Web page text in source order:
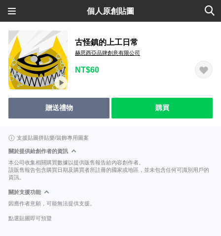
個人原創貼圖
古怪鎮的上工日常
赫思西亞品牌創意有限公司
NT$60
贈送禮物 購買
支援貼圖拼貼樂/裝飾專用圖案
關於提供給創作者的資訊
本公司收集相關購買數據以提供販售報告給內容創作者。
該販售報告包含購買日期及購買者所註冊的國家或地區，並未包含任何可識別用戶的
資訊。
關於支援功能
因應作者意願，可能無法提供支援。
點選貼圖即可預覽